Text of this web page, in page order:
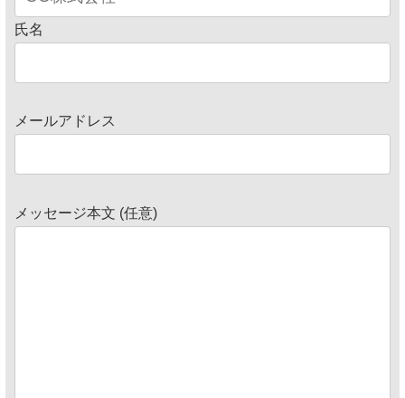
氏名
メールアドレス
メッセージ本文 (任意)